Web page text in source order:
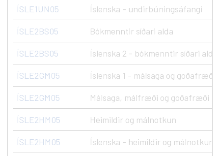
ÍSLE1UN05 Íslenska - undirbúningsáfangi
ÍSLE2BS05 Bókmenntir síðari alda
ÍSLE2BS05 Íslenska 2 - bókmenntir síðari alda.
ÍSLE2GM05 Íslenska 1 - málsaga og goðafræði
ÍSLE2GM05 Málsaga, málfræði og goðafræði
ÍSLE2HM05 Heimildir og málnotkun
ÍSLE2HM05 Íslenska - heimildir og málnotkun